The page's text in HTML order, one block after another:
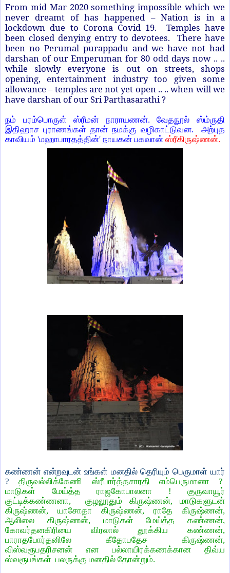
From mid Mar 2020 something impossible which we
never dreamt of has happened – Nation is in a
lockdown due to Corona Covid 19.
Temples have
been closed denying entry to devotees.
There have
been no Perumal purappadu and we have not had
darshan of our Emperuman for 80 odd days now .. ..
while slowly everyone is out on streets, shops
opening, entertainment industry too given some
allowance – temples are not yet open .. .. when will we
have darshan of our Sri Parthasarathi ?
நம் பரம்பொருள் ஸ்ரீமன் நாராயணன். வேதநூல் ஸ்ம்ருதி
இதிஹாச புராணங்கள் தான் நமக்கு வழிகாட்டுவன.
அற்புத
காவியம் 'மஹாபாரதத்தின்' நாயகன் பகவான் ஸ்ரீகிருஷ்ணன்.
கண்ணன் என்றவுடன் உங்கள் மனதில் தெரியும் பெருமாள் யார்
?திருவல்லிக்கேணி ஸ்ரீபார்த்தசாரதி எம்பெருமானா ?
மாடுகள் மேய்த்த ராஜகோபாலனா ! குருவாயூர்
குட்டிக்கண்ணனா,
குழலூதும் கிருஷ்ணன், மாடுகளுடன்
கிருஷ்ணன், யாசோதா கிருஷ்ணன், ராதே கிருஷ்ணன்,
ஆலிலை கிருஷ்ணன், மாடுகள் மேய்த்த கண்ணன்,
கோவர்தனகிரியை விரலால் தூக்கிய கண்ணன்,
பாராதபோர்தனிலே கீதோபதேச கிருஷ்ணன்,
விஸ்வரூபதரிசனன் என பல்லாயிரக்கணக்கான திவ்ய
ஸ்வரூபங்கள் பலருக்கு மனதில் தோன்றும்.